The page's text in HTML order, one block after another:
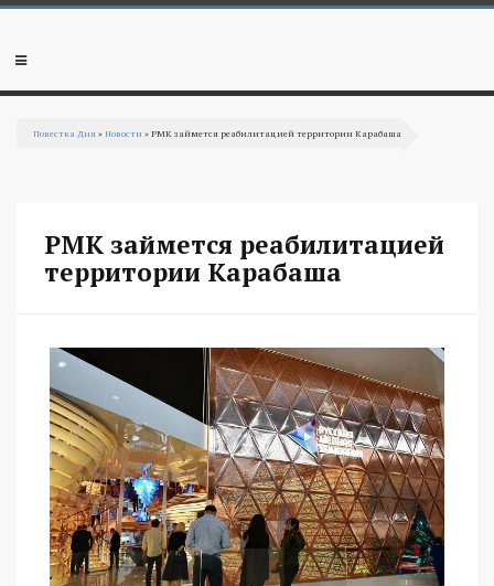
Перейти к основному содержанию
Мобильное
Повестка Дня »Новости » РМК займется реабилитацией территории Карабаша
РМК займется реабилитацией
территории Карабаша